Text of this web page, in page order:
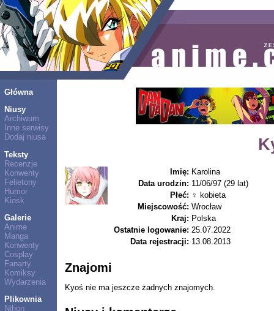
Główna
Niusy
Archiwum
Inne serwisy
Dodaj niusa
Teksty
Recenzje
Konwenty
Felietony
Humor
Kiosk
Galerie
Anime
Manga
Konwenty
Cosplay
Fanarty
Komiksy
Wydarzenia
Plikownia
Nihon
Imię: Karolina
Data urodzin: 11/06/97 (29 lat)
Płeć: ♀ kobieta
Miejscowość: Wrocław
Kraj: Polska
Ostatnie logowanie: 25.07.2022
Data rejestracji: 13.08.2013
Znajomi
Kyoś nie ma jeszcze żadnych znajomych.